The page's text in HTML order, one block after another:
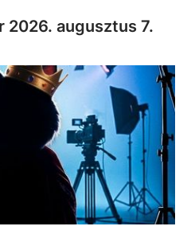
2026. augusztus 7.